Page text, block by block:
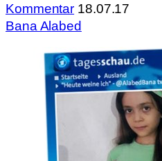
Kommentar 18.07.17
Bana Alabed